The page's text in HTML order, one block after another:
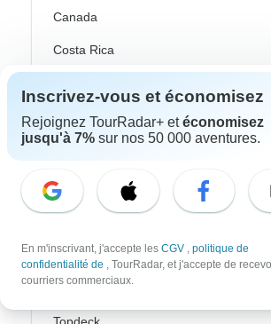
Canada
Costa Rica
Voyagistes les plus populaires
Contiki
G Adventures
Intrepid
Inscrivez-vous et économisez
Rejoignez TourRadar+ etéconomisez
jusqu'à 7% sur nos 50 000 aventures.
En m'inscrivant, j'accepte les CGV , politique de
confidentialité de , TourRadar, et j'accepte de
courriers commerciaux.